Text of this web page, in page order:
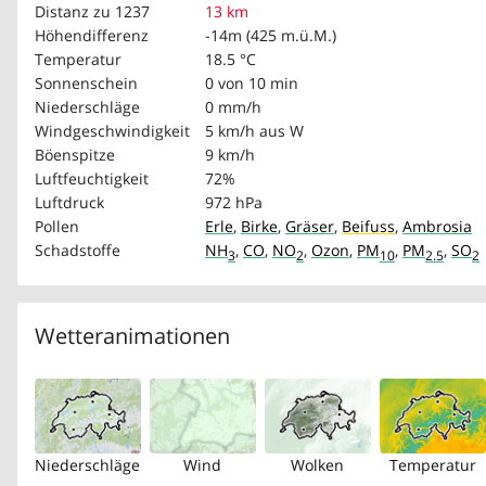
Distanz zu 1237
13 km
Höhendifferenz
-14m (425 m.ü.M.)
Temperatur
18.5 °C
Sonnenschein
0 von 10 min
Niederschläge
0 mm/h
Windgeschwindigkeit
5 km/h aus W
Böenspitze
9 km/h
Luftfeuchtigkeit
72%
Luftdruck
972 hPa
Pollen
Erle, Birke, Gräser, Beifuss, Ambrosia
Schadstoffe
NH3, CO, NO2, Ozon, PM10, PM2.5, SO2
Wetteranimationen
Niederschläge Wind Wolken Temperatur